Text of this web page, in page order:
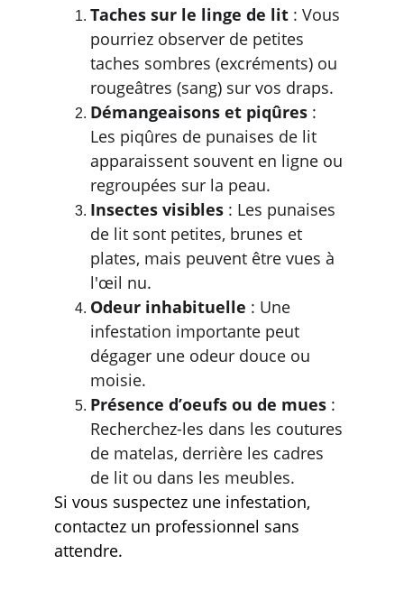
Taches sur le linge de lit : Vous
pourriez observer de petites
taches sombres (excréments) ou
rougeâtres (sang) sur vos draps.
Démangeaisons et piqûres :
Les piqûres de punaises de lit
apparaissent souvent en ligne ou
regroupées sur la peau.
Insectes visibles : Les punaises
de lit sont petites, brunes et
plates, mais peuvent être vues à
l'œil nu.
Odeur inhabituelle : Une
infestation importante peut
dégager une odeur douce ou
moisie.
Présence d’oeufs ou de mues :
Recherchez-les dans les coutures
de matelas, derrière les cadres
de lit ou dans les meubles.
Si vous suspectez une infestation,
contactez un professionnel sans
attendre.